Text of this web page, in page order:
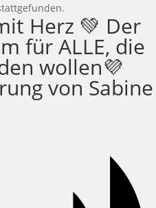
Herz 💚 Der
für ALLE, die
wollen💜
von Sabine